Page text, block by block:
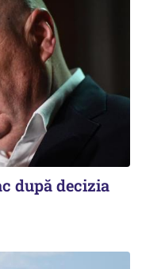
după decizia